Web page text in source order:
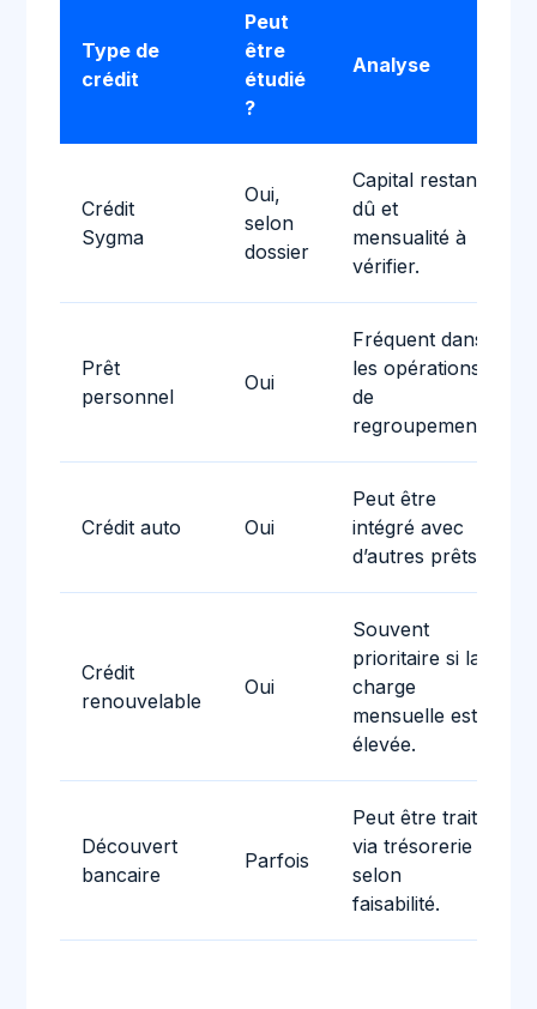
Type de
crédit
Peut
être
étudié
?
Analyse
Crédit
Sygma
Oui,
selon
dossier
Capital restant
dû et
mensualité à
vérifier.
Prêt
personnel
Oui
Fréquent dans
les opérations
de
regroupement.
Crédit auto Oui
Peut être
intégré avec
d’autres prêts.
Crédit
renouvelable
Oui
Souvent
prioritaire si la
charge
mensuelle est
élevée.
Découvert
bancaire
Parfois
Peut être traité
via trésorerie
selon
faisabilité.